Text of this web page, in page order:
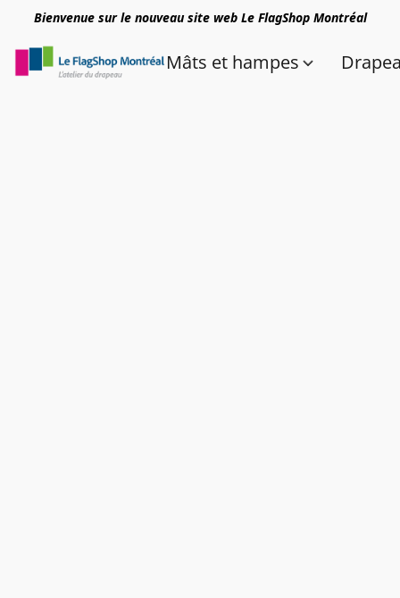
Bienvenue sur le nouveau site web Le FlagShop Montréal
Mâts et hampes